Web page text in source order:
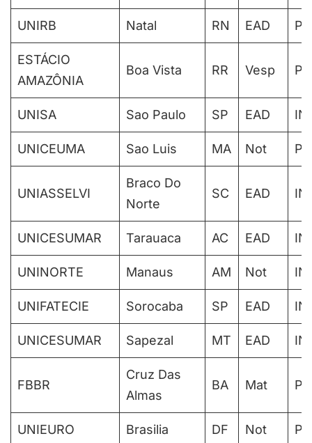
UNIRB Natal RN EAD
ESTÁCIO
AMAZÔNIA
Boa Vista RR Vesp
UNISA Sao Paulo SP EAD
UNICEUMA Sao Luis MA Not
UNIASSELVI
Braco Do
Norte
SC EAD
UNICESUMAR Tarauaca AC EAD
UNINORTE Manaus AM Not
UNIFATECIE Sorocaba SP EAD
UNICESUMAR Sapezal MT EAD
FBBR
Cruz Das
Almas
BA Mat
UNIEURO Brasilia DF Not